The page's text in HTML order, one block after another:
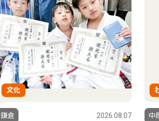
文化
鎌倉 2026.08.07 中